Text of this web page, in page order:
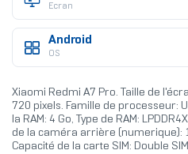
Ecran
Android
OS
Xiaomi Redmi A7 Pro. Taille de
720 pixels. Famille de processeur:
la RAM: 4 Go, Type de RAM:
de la caméra arrière (numerique):
Capacité de la carte SIM: Double